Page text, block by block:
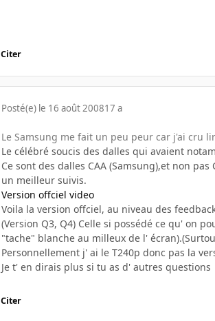
Citer
Posté(e) le 16 août 200817 a
Le Samsung me fait un peu peur car j'ai cru
Le célébré soucis des dalles qui avaient
Ce sont des dalles CAA (Samsung),et non
un meilleur suivis.
Version offciel video
Voila la version offciel, au niveau des
(Version Q3, Q4) Celle si possédé ce qu' on
"tache" blanche au milleux de l'
Personnellement j' ai le T240p donc pas la
Je t' en dirais plus si tu as d' autres questions
Citer